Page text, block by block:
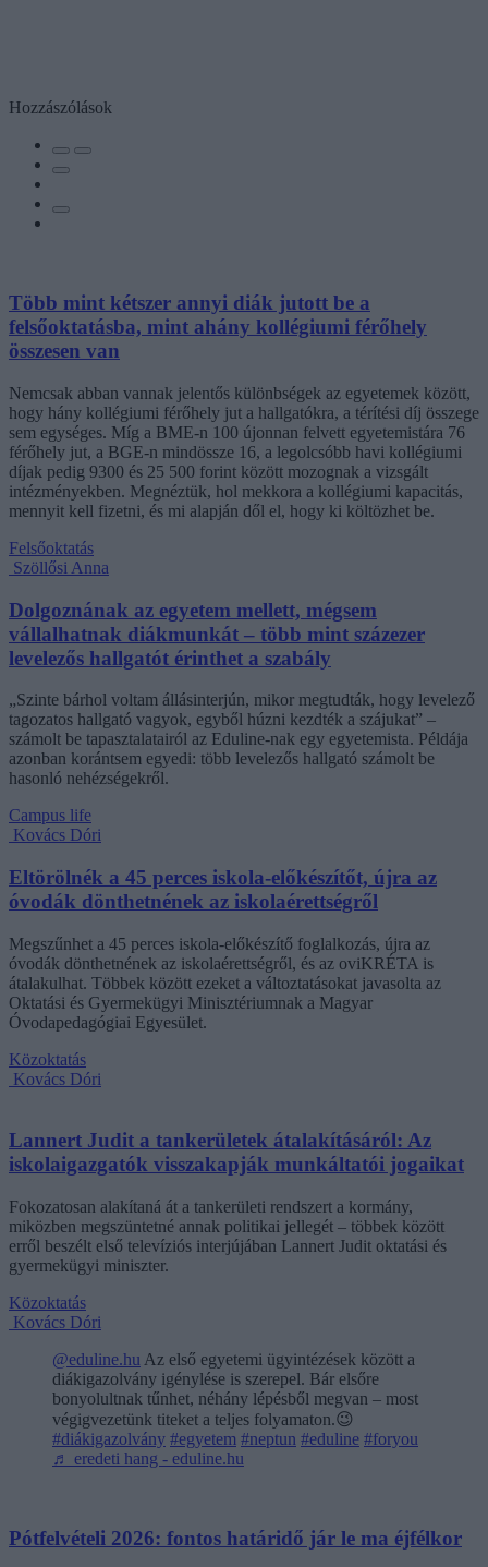
Hozzászólások
Több mint kétszer annyi diák jutott be a
felsőoktatásba, mint ahány kollégiumi férőhely
összesen van
Nemcsak abban vannak jelentős különbségek az egyetemek között,
hogy hány kollégiumi férőhely jut a hallgatókra, a térítési díj összege
sem egységes. Míg a BME-n 100 újonnan felvett egyetemistára 76
férőhely jut, a BGE-n mindössze 16, a legolcsóbb havi kollégiumi
díjak pedig 9300 és 25 500 forint között mozognak a vizsgált
intézményekben. Megnéztük, hol mekkora a kollégiumi kapacitás,
mennyit kell fizetni, és mi alapján dől el, hogy ki költözhet be.
Felsőoktatás
Szöllősi Anna
Dolgoznának az egyetem mellett, mégsem
vállalhatnak diákmunkát – több mint százezer
levelezős hallgatót érinthet a szabály
„Szinte bárhol voltam állásinterjún, mikor megtudták, hogy levelező
tagozatos hallgató vagyok, egyből húzni kezdték a szájukat” –
számolt be tapasztalatairól az Eduline-nak egy egyetemista. Példája
azonban korántsem egyedi: több levelezős hallgató számolt be
hasonló nehézségekről.
Campus life
Kovács Dóri
Eltörölnék a 45 perces iskola-előkészítőt, újra az
óvodák dönthetnének az iskolaérettségről
Megszűnhet a 45 perces iskola-előkészítő foglalkozás, újra az
óvodák dönthetnének az iskolaérettségről, és az oviKRÉTA is
átalakulhat. Többek között ezeket a változtatásokat javasolta az
Oktatási és Gyermekügyi Minisztériumnak a Magyar
Óvodapedagógiai Egyesület.
Közoktatás
Kovács Dóri
Lannert Judit a tankerületek átalakításáról: Az
iskolaigazgatók visszakapják munkáltatói jogaikat
Fokozatosan alakítaná át a tankerületi rendszert a kormány,
miközben megszüntetné annak politikai jellegét – többek között
erről beszélt első televíziós interjújában Lannert Judit oktatási és
gyermekügyi miniszter.
Közoktatás
Kovács Dóri
@eduline.hu Az első egyetemi ügyintézések között a
diákigazolvány igénylése is szerepel. Bár elsőre
bonyolultnak tűnhet, néhány lépésből megvan – most
végigvezetünk titeket a teljes folyamaton.😉
#diákigazolvány #egyetem #neptun #eduline #foryou
♬ eredeti hang - eduline.hu
Pótfelvételi 2026: fontos határidő jár le ma éjfélkor